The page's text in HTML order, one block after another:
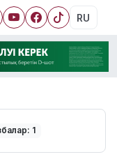
RU
1